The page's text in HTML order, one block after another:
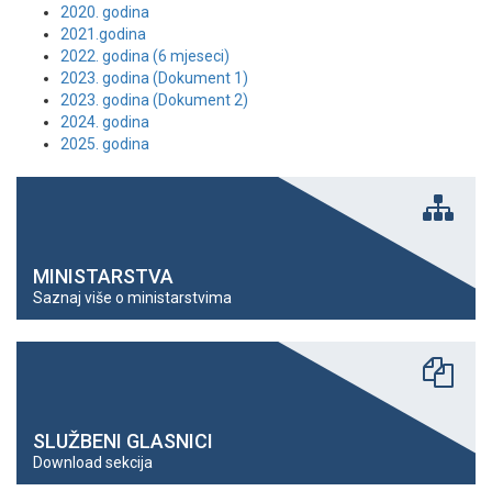
2020. godina
2021.godina
2022. godina (6 mjeseci)
2023. godina (Dokument 1)
2023. godina (Dokument 2)
2024. godina
2025. godina
MINISTARSTVA
Saznaj više o ministarstvima
SLUŽBENI GLASNICI
Download sekcija